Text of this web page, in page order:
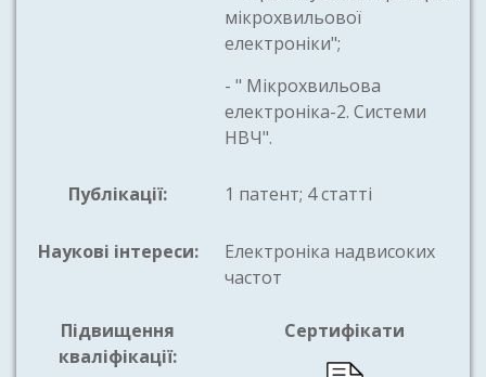
мікрохвильової
електроніки";
- " Мікрохвильова
електроніка-2. Системи
НВЧ".
Публікації: 1 патент; 4 статті
Наукові інтереси:
Електроніка надвисоких
частот
Підвищення
кваліфікації:
Сертифікати